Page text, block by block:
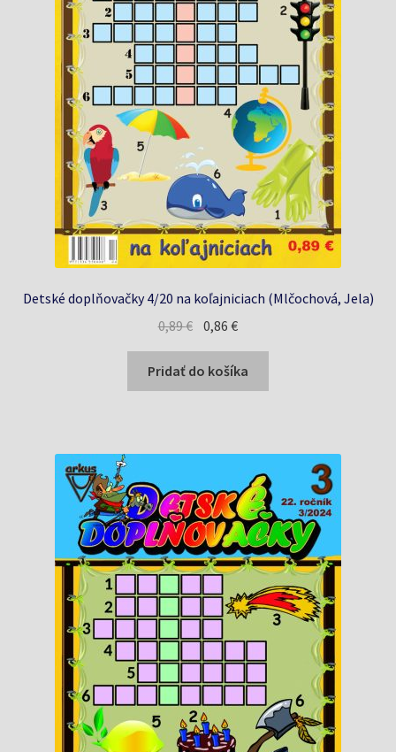
Detské doplňovačky 4/20 na koľajniciach (Mlčochová, Jela)
0,89€ Pôvodná
cena
bola:
0,89 €.
0,86€Aktuálna
cena
je:
0,86 €.
Pridať do košíka